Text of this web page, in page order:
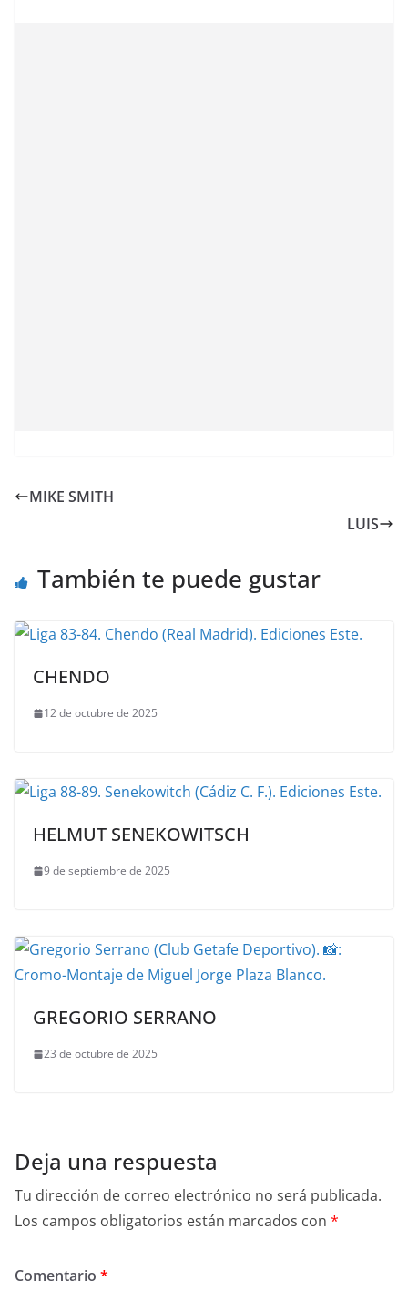
MIKE SMITH
LUIS
También te puede gustar
CHENDO
12 de octubre de 2025
HELMUT SENEKOWITSCH
9 de septiembre de 2025
GREGORIO SERRANO
23 de octubre de 2025
Deja una respuesta
Tu dirección de correo electrónico no será publicada.
Los campos obligatorios están marcados con *
Comentario *